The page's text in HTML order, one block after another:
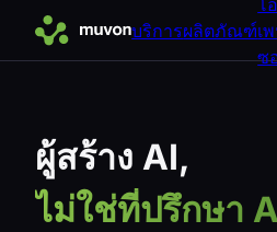
บริการผลิตภัณฑ์เ
ซ
ผู้สร้าง AI,
ไม่ใช่ที่ปรึกษา